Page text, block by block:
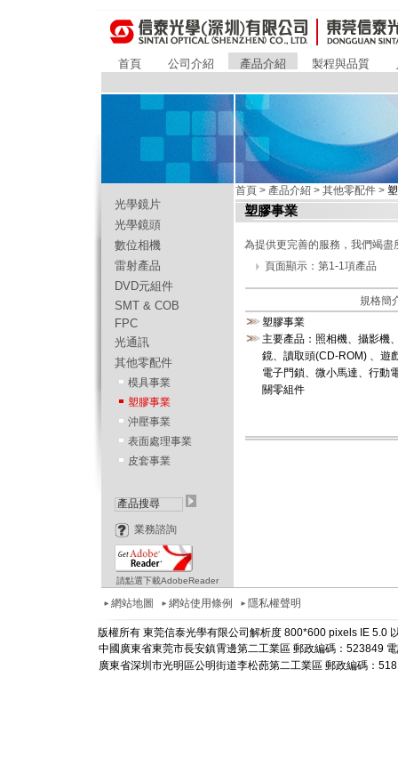
首頁 公司介紹 產品介紹 製程與品質
光學鏡片
光學鏡頭
數位相機
雷射產品
DVD元組件
SMT & COB
FPC
光通訊
其他零配件
模具事業
塑膠事業
沖壓事業
表面處理事業
皮套事業
業務諮詢
請點選下載AdobeReader
首頁 > 產品介紹 >其他零配件 >
塑膠事業
為提供更完善的服務，我們竭
頁面顯示：第1-1項產品
規格簡
塑膠事業
主要產品：照相機、攝影機
鏡、讀取頭(CD-ROM) 、遊
電子門鎖、微小馬達、行動
關零組件
網站地圖 網站使用條例 隱私權聲明
版權所有 東莞信泰光學有限公司解析度 800*600 pixels IE 5.0
中國廣東省東莞市長安鎮霄邊第二工業區 郵政編碼：523849
廣東省深圳市光明區公明街道李松蓢第二工業區 郵政編碼：